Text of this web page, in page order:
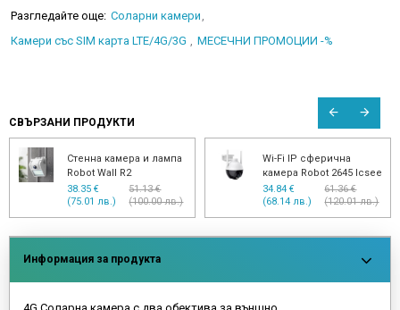
Разгледайте още: Соларни камери
Камери със SIM карта LTE/4G/3G
МЕСЕЧНИ ПРОМОЦИИ -%
СВЪРЗАНИ ПРОДУКТИ
Стенна камера и лампа
Robot Wall R2
38.35 €
(75.01 лв.)
51.13 €
(100.00 лв.)
Wi-Fi IP сферична
камера Robot 2645 Icsee
34.84 €
(68.14 лв.)
61.36 €
(120.01 лв.)
Информация за продукта